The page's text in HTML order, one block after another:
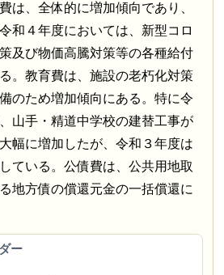
は、全体的に増加傾向であり、
和４年度においては、新型コロ
及び物価高騰対策等の各種給付
。教育費は、施設の老朽化対策
のため増加傾向にある。特に令
山手・精道中学校の建替工事が
幅に増加したが、令和３年度は
ている。公債費は、公共用地取
地方債の償還元金の一括償還に
ー